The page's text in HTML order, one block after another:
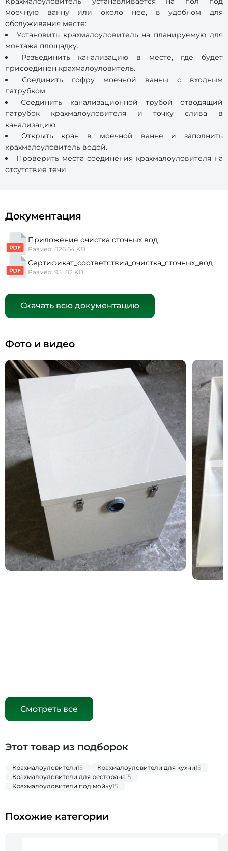
моечную ванну или около нее, в удобном для
обслуживания месте:
Установить крахмалоуловитель на планируемую для
монтажа площадку.
Разъединить канализацию в месте, где будет
присоединен крахмалоуловитель.
Соединить гофру моечной ванны с входным
патрубком.
Соединить канализационной трубой отводящий
патрубок крахмалоуловителя и точку слива в
канализацию.
Открыть кран в моечной ванне и заполнить
крахмалоуловитель водой.
Проверить места соединения крахмалоуловителя на
отсутствие течи.
Документация
Приложение очистка сточных вод
Размер: 826.64 KB
Сертификат_соответствия_очистка_сточных_вод
Размер: 951.82 KB
Скачать всю документацию
Фото и видео
Смотреть все
Этот товар из подборок
Крахмалоуловители15 Крахмалоуловители для кухни15
Крахмалоуловители для ресторана15
Крахмалоуловители под мойку15
Похожие категории